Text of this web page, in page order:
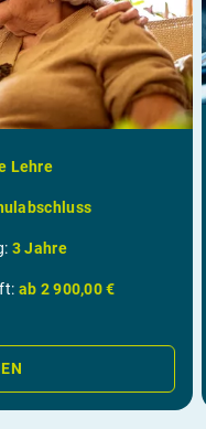
Lehre
3 Jahre
ab 2 900,00 €